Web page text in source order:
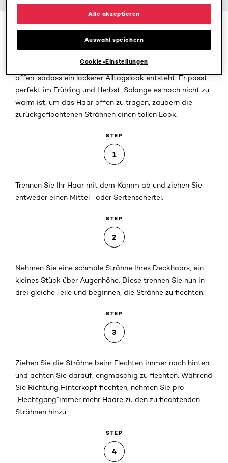
Haare flechten ist eigentlichein Kinderspiel. Die
einfachste Variante der Flechtfrisur ist die, bei der Sie
flechten und dort feststecken. Die Haare bleiben dabei
offen, sodass ein lockerer Alltagslook entsteht. Er passt
perfekt im Frühling und Herbst. Solange es noch nicht zu
warm ist, um das Haar offen zu tragen, zaubern die
zurückgeflochtenen Strähnen einen tollen Look.
STEP
1
Trennen Sie Ihr Haar mit dem Kamm ab und ziehen Sie
entweder einen Mittel- oder Seitenscheitel.
STEP
2
Nehmen Sie eine schmale Strähne Ihres Deckhaars, ein
kleines Stück über Augenhöhe. Diese trennen Sie nun in
drei gleiche Teile und beginnen, die Strähne zu flechten.
STEP
3
Ziehen Sie die Strähne beim Flechten immer nach hinten
und achten Sie darauf, engmaschig zu flechten. Während
Sie Richtung Hinterkopf flechten, nehmen Sie pro
„Flechtgang“immer mehr Haare zu den zu flechtenden
Strähnen hinzu.
STEP
4
Alle akzeptieren
Auswahl speichern
Cookie-Einstellungen